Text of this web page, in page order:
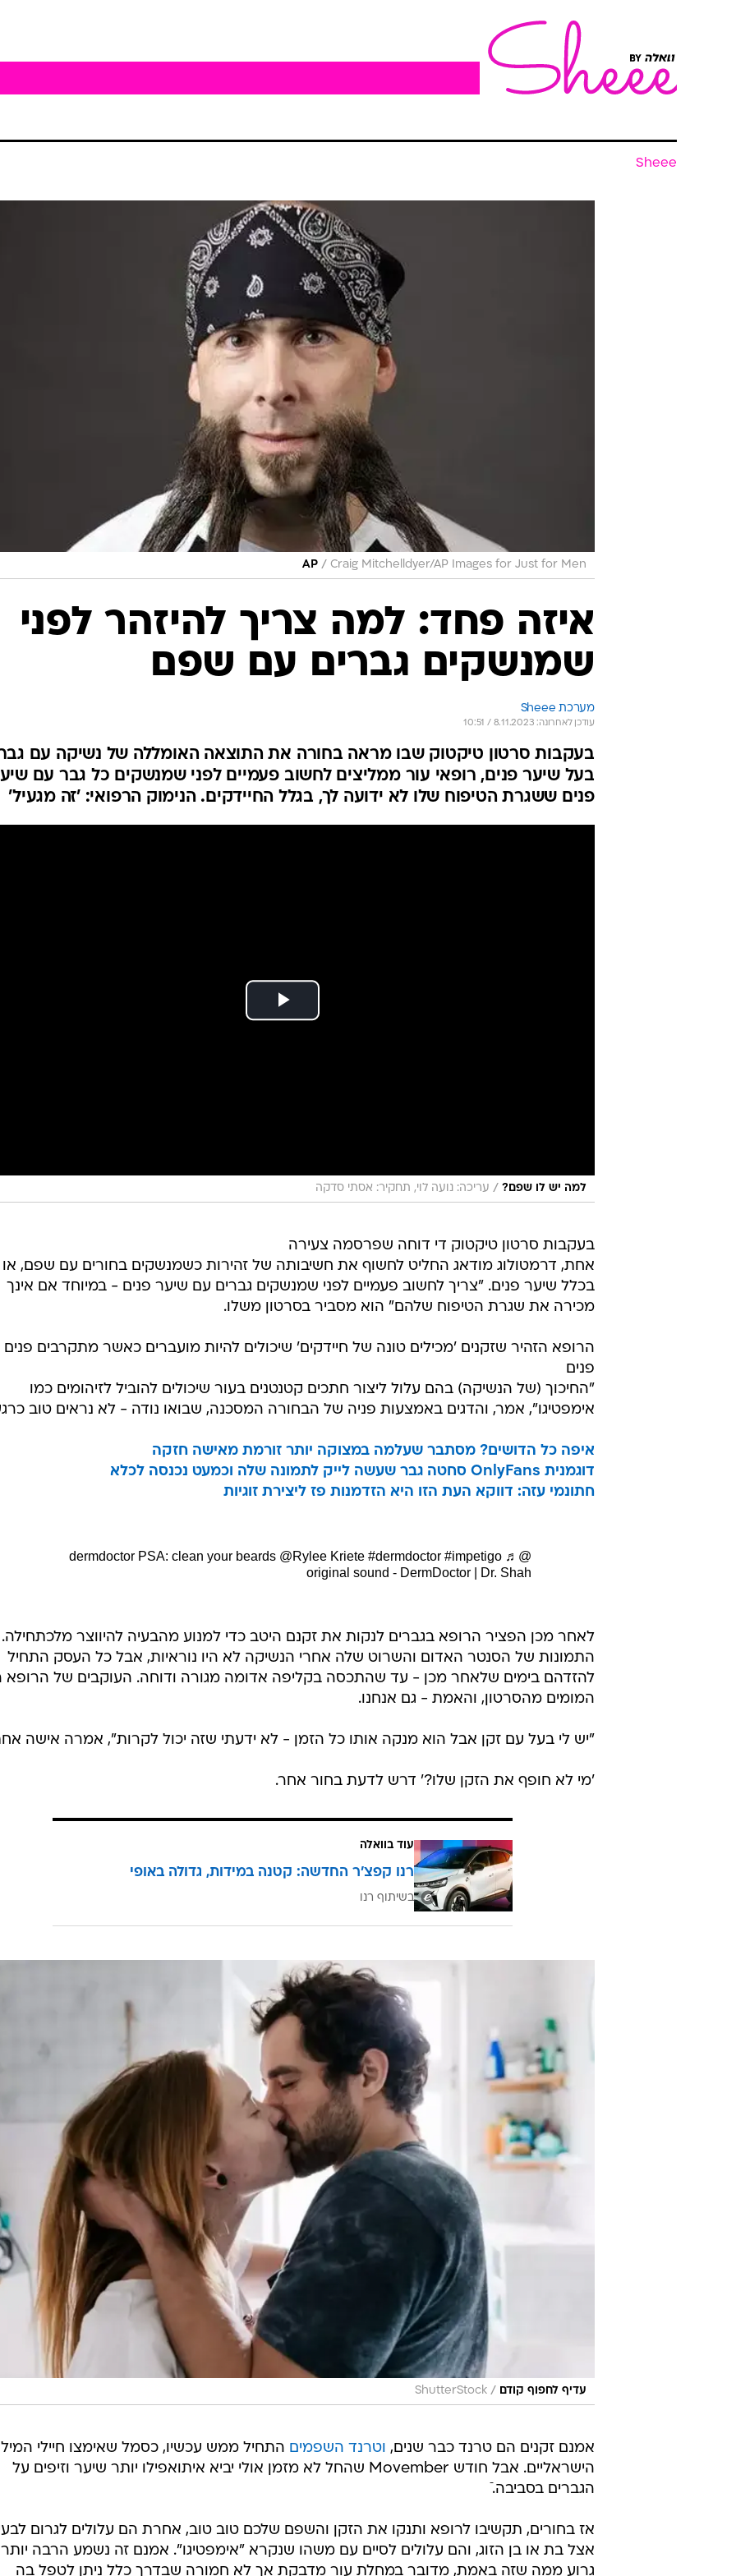
Sheee
AP / Craig Mitchelldyer/AP Images for Just for Men
איזה פחד: למה צריך להיזהר לפני
שמנשקים גברים עם שפם
מערכת Sheee
עודכן לאחרונה: 8.11.2023 / 10:51
בעקבות סרטון טיקטוק שבו מראה בחורה את התוצאה האומללה של נשיקה עם
בעל שיער פנים, רופאי עור ממליצים לחשוב פעמיים לפני שמנשקים כל גבר עם
פנים ששגרת הטיפוח שלו לא ידועה לך, בגלל החיידקים. הנימוק הרפואי: 'זה מגעיל'
למה יש לו שפם? / עריכה: נועה לוי, תחקיר: אסתי סדקה
בעקבות סרטון טיקטוק די דוחה שפרסמה צעירה
אחת, דרמטולוג מודאג החליט לחשוף את חשיבותה של זהירות כשמנשקים בחורים עם שפם, או
בכלל שיער פנים. "צריך לחשוב פעמיים לפני שמנשקים גברים עם שיער פנים - במיוחד אם אינך
מכירה את שגרת הטיפוח שלהם" הוא מסביר בסרטון משלו.
הרופא הזהיר שזקנים 'מכילים טונה של חיידקים' שיכולים להיות מועברים כאשר מתקרבים
פנים
"החיכוך (של הנשיקה) בהם עלול ליצור חתכים קטנטנים בעור שיכולים להוביל לזיהומים כמו
אימפטיגו", אמר, והדגים באמצעות פניה של הבחורה המסכנה, שבואו נודה - לא נראים טוב
איפה כל הדושים? מסתבר שעלמה במצוקה יותר זורמת מאישה חזקה
דוגמנית OnlyFans סחטה גבר שעשה לייק לתמונה שלה וכמעט נכנסה לכלא
חתונמי עזה: דווקא העת הזו היא הזדמנות פז ליצירת זוגיות
@dermdoctor
PSA: clean your beards @Rylee Kriete #dermdoctor #impetigo ♬
original sound - DermDoctor | Dr. Shah
לאחר מכן הפציר הרופא בגברים לנקות את זקנם היטב כדי למנוע מהבעיה להיווצר מלכתחילה.
התמונות של הסנטר האדום והשרוט שלה אחרי הנשיקה לא היו נוראיות, אבל כל העסק התחיל
להזדהם בימים שלאחר מכן - עד שהתכסה בקליפה אדומה מגורה ודוחה. העוקבים של הרופא
המומים מהסרטון, והאמת - גם אנחנו.
"יש לי בעל עם זקן אבל הוא מנקה אותו כל הזמן - לא ידעתי שזה יכול לקרות", אמרה אישה
'מי לא חופף את הזקן שלו?' דרש לדעת בחור אחר.
עוד בוואלה
רנו קפצ'ר החדשה: קטנה במידות, גדולה באופי
בשיתוף רנו
עדיף לחפוף קודם /
ShutterStock
אמנם זקנים הם טרנד כבר שנים, וטרנד השפמים התחיל ממש עכשיו, כסמל שאימצו חיילי
הישראליים. אבל חודש Movember שהחל לא מזמן אולי יביא איתואפילו יותר שיער וזיפים על
הגברים בסביבה. ֿ
אז בחורים, תקשיבו לרופא ותנקו את הזקן והשפם שלכם טוב טוב, אחרת הם עלולים לגרום
אצל בת או בן הזוג, והם עלולים לסיים עם משהו שנקרא "אימפטיגו". אמנם זה נשמע הרבה יותר
גרוע ממה שזה באמת, מדובר במחלת עור מדבקת אך לא חמורה שבדרך כלל ניתן לטפל בה